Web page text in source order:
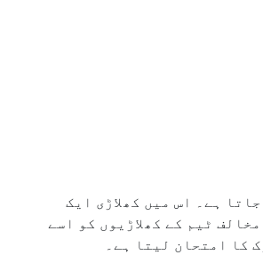
ہے۔ اس میں کھلاڑی ایک
ٹیم کے کھلاڑیوں کو اسے
کا امتحان لیتا ہے۔